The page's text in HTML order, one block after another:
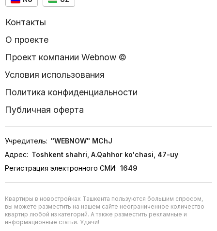
Контакты
О проекте
Проект компании Webnow ©
Условия использования
Политика конфиденциальности
Публичная оферта
Учредитель: "WEBNOW" MChJ
Адрес: Toshkent shahri, A.Qahhor ko'chasi, 47-uy
Регистрация электронного СМИ: 1649
Квартиры в новостройках Ташкента пользуются большим спросом,
вы можете разместить на нашем сайте неограниченное количество
квартир любой из категорий. А также разместить рекламные и
информационные статьи. Удачи!